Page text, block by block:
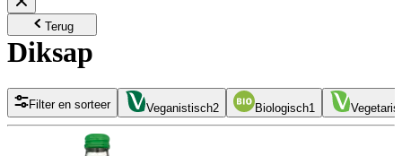
Terug
Diksap
Filter en sorteer Veganistisch2 Biologisch1